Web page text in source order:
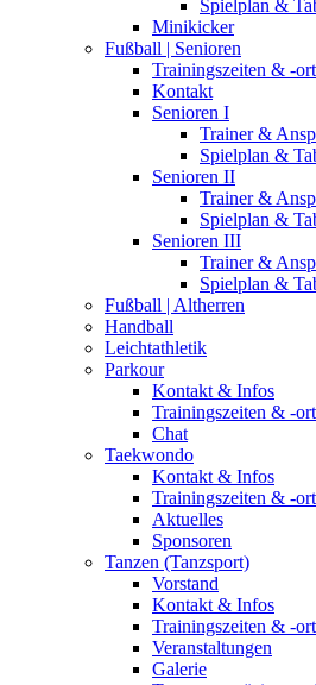
Spielplan &
Minikicker
Fußball | Senioren
Trainingszeiten & -ort
Kontakt
Senioren I
Trainer &
Spielplan &
Senioren II
Trainer &
Spielplan &
Senioren III
Trainer &
Spielplan &
Fußball | Altherren
Handball
Leichtathletik
Parkour
Kontakt & Infos
Trainingszeiten & -ort
Chat
Taekwondo
Kontakt & Infos
Trainingszeiten & -ort
Aktuelles
Sponsoren
Tanzen (Tanzsport)
Vorstand
Kontakt & Infos
Trainingszeiten & -ort
Veranstaltungen
Galerie